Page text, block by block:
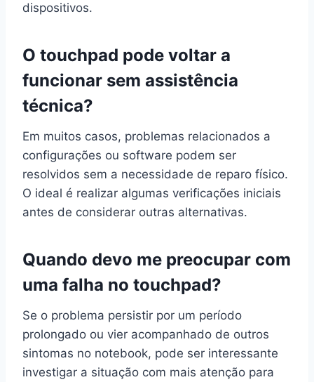
dispositivos.
O touchpad pode voltar a
funcionar sem assistência
técnica?
Em muitos casos, problemas relacionados a
configurações ou software podem ser
resolvidos sem a necessidade de reparo físico.
O ideal é realizar algumas verificações iniciais
antes de considerar outras alternativas.
Quando devo me preocupar com
uma falha no touchpad?
Se o problema persistir por um período
prolongado ou vier acompanhado de outros
sintomas no notebook, pode ser interessante
investigar a situação com mais atenção para